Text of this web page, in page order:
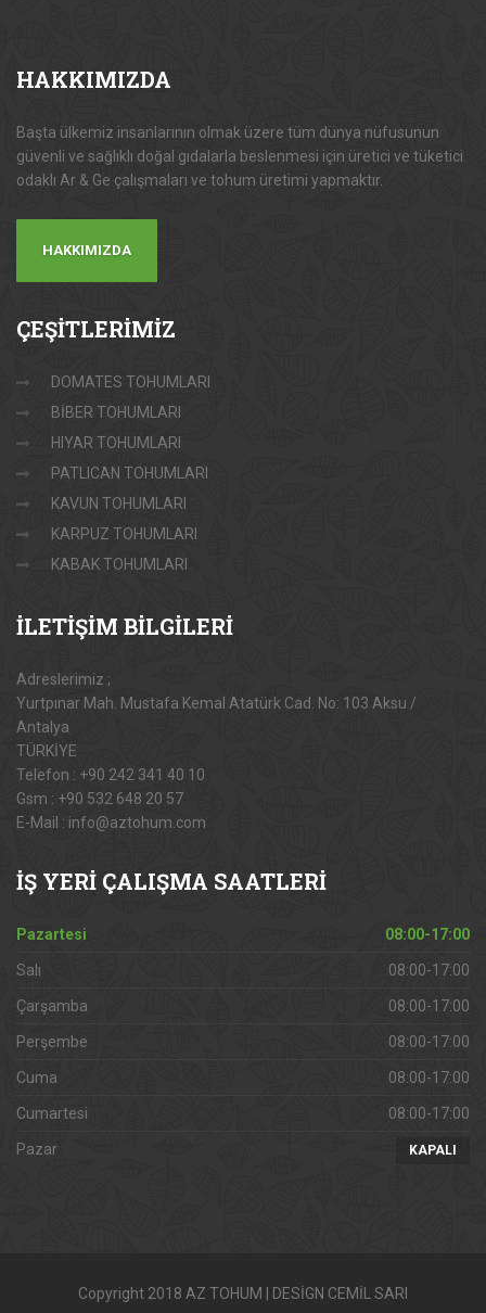
HAKKIMIZDA
Başta ülkemiz insanlarının olmak üzere tüm dünya nüfusunun
güvenli ve sağlıklı doğal gıdalarla beslenmesi için üretici ve tüketici
odaklı Ar & Ge çalışmaları ve tohum üretimi yapmaktır.
HAKKIMIZDA
ÇEŞİTLERİMİZ
DOMATES TOHUMLARI
BİBER TOHUMLARI
HIYAR TOHUMLARI
PATLICAN TOHUMLARI
KAVUN TOHUMLARI
KARPUZ TOHUMLARI
KABAK TOHUMLARI
İLETİŞİM BİLGİLERİ
Adreslerimiz ;
Yurtpınar Mah. Mustafa Kemal Atatürk Cad. No: 103 Aksu /
Antalya
TÜRKİYE
Telefon : +90 242 341 40 10
Gsm : +90 532 648 20 57
E-Mail : info@aztohum.com
İŞ YERİ ÇALIŞMA SAATLERİ
Pazartesi 08:00-17:00
Salı 08:00-17:00
Çarşamba 08:00-17:00
Perşembe 08:00-17:00
Cuma 08:00-17:00
Cumartesi 08:00-17:00
Pazar KAPALI
Copyright 2018 AZ TOHUM | DESİGN CEMİL SARI